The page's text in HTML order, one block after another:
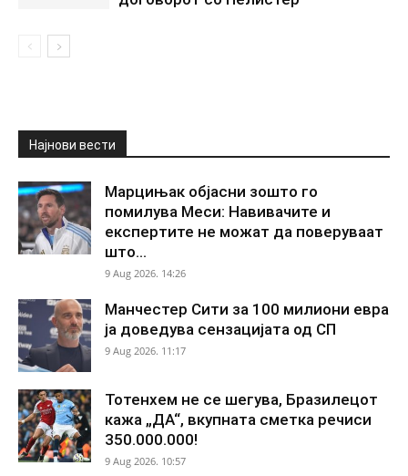
Најнови вести
Марцињак објасни зошто го
помилува Меси: Навивачите и
експертите не можат да поверуваат
што...
9 Aug 2026. 14:26
Манчестер Сити за 100 милиони евра
ја доведува сензацијата од СП
9 Aug 2026. 11:17
Тотенхем не се шегува, Бразилецот
кажа „ДА“, вкупната сметка речиси
350.000.000!
9 Aug 2026. 10:57